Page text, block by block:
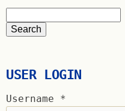
USER LOGIN
Username *